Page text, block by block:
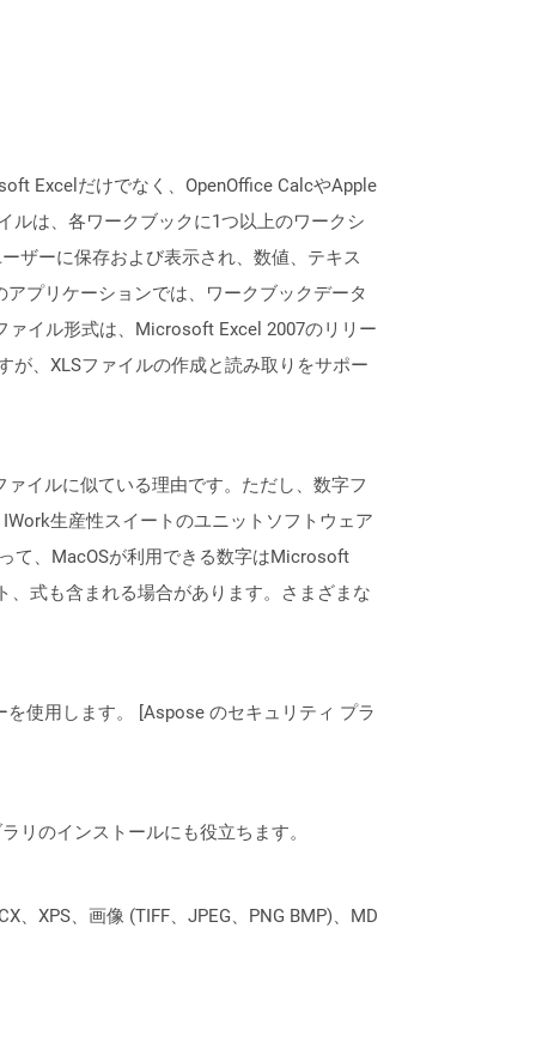
Excelだけでなく、OpenOffice CalcやApple
ルは、各ワークブックに1つ以上のワークシ
ザーに保存および表示され、数値、テキス
プリケーションでは、ワークブックデータ
ァイル形式は、Microsoft Excel 2007のリリー
が、XLSファイルの作成と読み取りをサポー
イルに似ている理由です。ただし、数字フ
生産性スイートのユニットソフトウェア
て、MacOSが利用できる数字はMicrosoft
式も含まれる場合があります。さまざまな
使用します。 [Aspose のセキュリティ プラ
リのインストールにも役立ちます。
XPS、画像 (TIFF、JPEG、PNG BMP)、MD